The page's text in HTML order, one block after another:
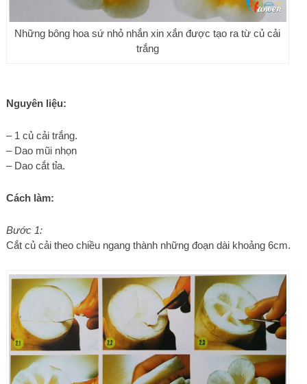
Những bông hoa sứ nhỏ nhắn xin xắn được tạo ra từ củ cải
trắng
Nguyên liệu:
– 1 củ cải trắng.
– Dao mũi nhọn
– Dao cắt tỉa.
Cách làm:
Bước 1:
Cắt củ cải theo chiều ngang thành những đoạn dài khoảng 6cm.